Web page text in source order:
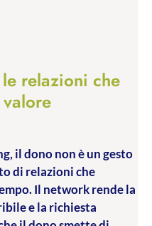
relazioni che
il dono non è un gesto
di relazioni che
Il network rende la
e la richiesta